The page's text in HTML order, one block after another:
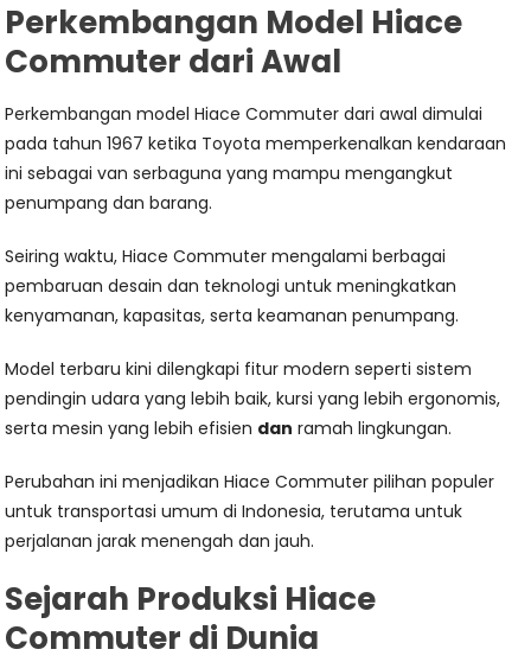
Perkembangan Model Hiace
Commuter dari Awal
Perkembangan model Hiace Commuter dari awal dimulai
pada tahun 1967 ketika Toyota memperkenalkan kendaraan
ini sebagai van serbaguna yang mampu mengangkut
penumpang dan barang.
Seiring waktu, Hiace Commuter mengalami berbagai
pembaruan desain dan teknologi untuk meningkatkan
kenyamanan, kapasitas, serta keamanan penumpang.
Model terbaru kini dilengkapi fitur modern seperti sistem
pendingin udara yang lebih baik, kursi yang lebih ergonomis,
serta mesin yang lebih efisien dan ramah lingkungan.
Perubahan ini menjadikan Hiace Commuter pilihan populer
untuk transportasi umum di Indonesia, terutama untuk
perjalanan jarak menengah dan jauh.
Sejarah Produksi Hiace
Commuter di Dunia